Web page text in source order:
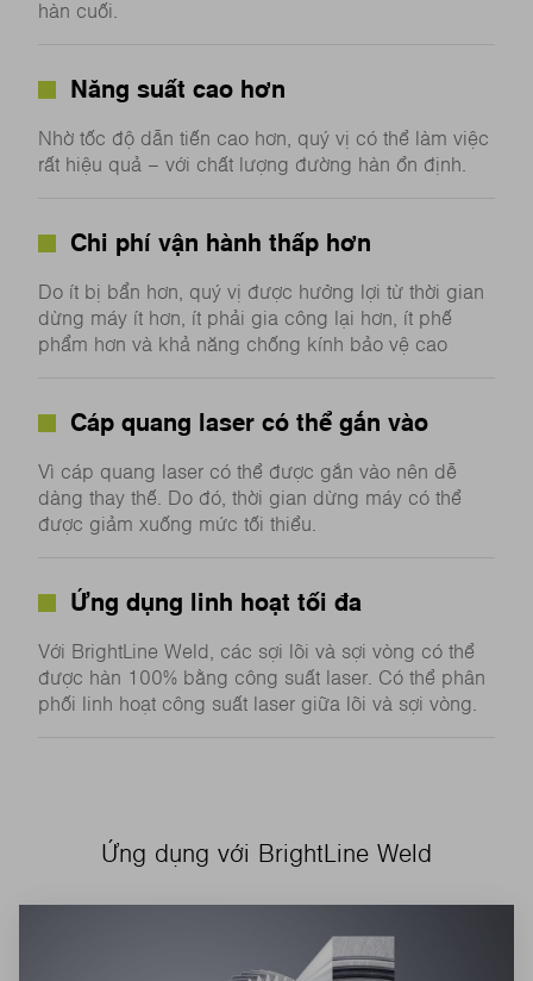
hàn cuối.
Năng suất cao hơn
Nhờ tốc độ dẫn tiến cao hơn, quý vị có thể làm việc
rất hiệu quả – với chất lượng đường hàn ổn định.
Chi phí vận hành thấp hơn
Do ít bị bẩn hơn, quý vị được hưởng lợi từ thời gian
dừng máy ít hơn, ít phải gia công lại hơn, ít phế
phẩm hơn và khả năng chống kính bảo vệ cao
Cáp quang laser có thể gắn vào
Vì cáp quang laser có thể được gắn vào nên dễ
dàng thay thế. Do đó, thời gian dừng máy có thể
được giảm xuống mức tối thiểu.
Ứng dụng linh hoạt tối đa
Với BrightLine Weld, các sợi lõi và sợi vòng có thể
được hàn 100% bằng công suất laser. Có thể phân
phối linh hoạt công suất laser giữa lõi và sợi vòng.
Ứng dụng với BrightLine Weld